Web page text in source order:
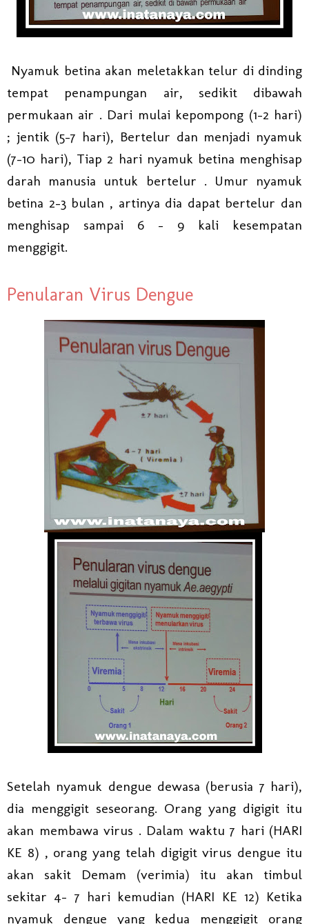
Nyamuk betina akan meletakkan telur di dinding
tempat penampungan air, sedikit dibawah
permukaan air . Dari mulai kepompong (1-2 hari)
; jentik (5-7 hari), Bertelur dan menjadi nyamuk
(7-10 hari), Tiap 2 hari nyamuk betina menghisap
darah manusia untuk bertelur . Umur nyamuk
betina 2-3 bulan , artinya dia dapat bertelur dan
menghisap sampai 6 – 9 kali kesempatan
menggigit.
Penularan Virus Dengue
Setelah nyamuk dengue dewasa (berusia 7 hari),
dia menggigit seseorang. Orang yang digigit itu
akan membawa virus . Dalam waktu 7 hari (HARI
KE 8) , orang yang telah digigit virus dengue itu
akan sakit Demam (verimia) itu akan timbul
sekitar 4- 7 hari kemudian (HARI KE 12) Ketika
nyamuk dengue yang kedua menggigit orang